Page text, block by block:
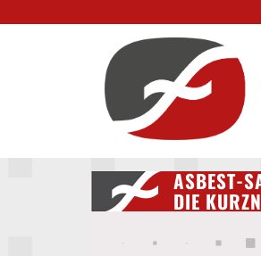
ASBEST-
DIE